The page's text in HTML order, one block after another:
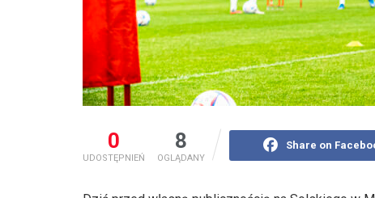
0
UDOSTĘPNIEŃ
8
OGLĄDANY
Share on